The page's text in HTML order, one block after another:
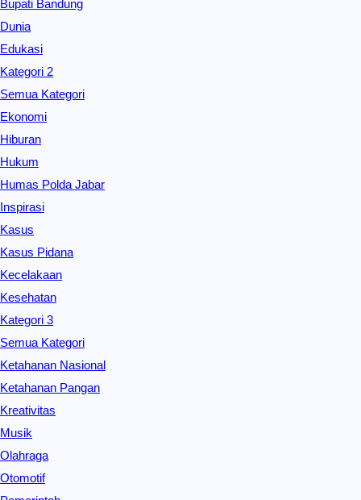
Bupati Bandung
Dunia
Edukasi
Kategori 2
Semua Kategori
Ekonomi
Hiburan
Hukum
Humas Polda Jabar
Inspirasi
Kasus
Kasus Pidana
Kecelakaan
Kesehatan
Kategori 3
Semua Kategori
Ketahanan Nasional
Ketahanan Pangan
Kreativitas
Musik
Olahraga
Otomotif